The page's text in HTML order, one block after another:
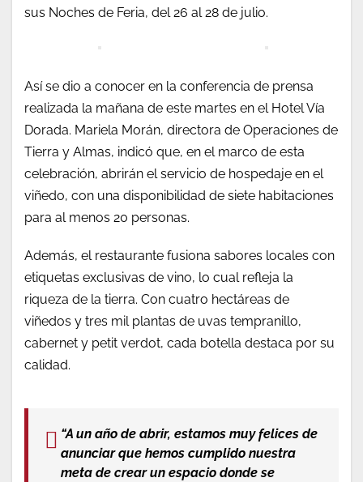
sus Noches de Feria, del 26 al 28 de julio.
Así se dio a conocer en la conferencia de prensa
realizada la mañana de este martes en el Hotel Vía
Dorada. Mariela Morán, directora de Operaciones de
Tierra y Almas, indicó que, en el marco de esta
celebración, abrirán el servicio de hospedaje en el
viñedo, con una disponibilidad de siete habitaciones
para al menos 20 personas.
Además, el restaurante fusiona sabores locales con
etiquetas exclusivas de vino, lo cual refleja la
riqueza de la tierra. Con cuatro hectáreas de
viñedos y tres mil plantas de uvas tempranillo,
cabernet y petit verdot, cada botella destaca por su
calidad.
“A un año de abrir, estamos muy felices de
anunciar que hemos cumplido nuestra
meta de crear un espacio donde se